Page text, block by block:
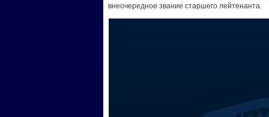
внеочередное звание старшего лейтенанта.